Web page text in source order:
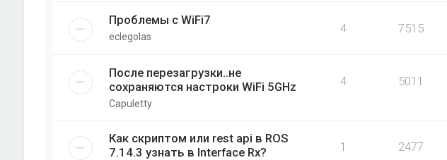
Проблемы с WiFi7
eclegolas
4 7515
После перезагрузки..не
сохраняются настроки WiFi 5GHz
Capuletty
4 5011
Как скриптом или rest api в ROS
7.14.3 узнать в Interface Rx?
1 2477